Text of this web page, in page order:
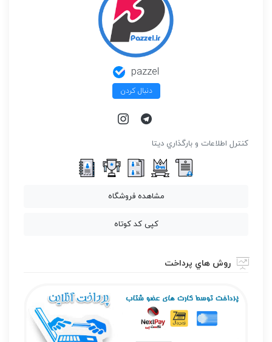
pazzel
دنبال کردن
كنترل اطلاعات و بارگذاري ديتا
مشاهده فروشگاه
کپی کد کوتاه
روش هاي پرداخت